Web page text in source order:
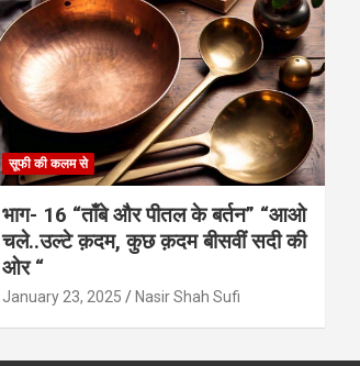
सूफी की कलम से
भाग- 16 “ताँबे और पीतल के बर्तन” “आओ
चले..उल्टे क़दम, कुछ क़दम बीसवीं सदी की
ओर “
January 23, 2025 Nasir Shah Sufi